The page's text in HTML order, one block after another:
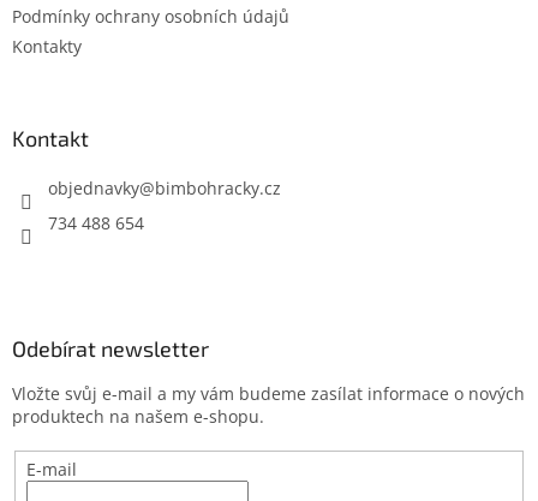
Podmínky ochrany osobních údajů
Kontakty
Kontakt
objednavky@bimbohracky.cz
734 488 654
Odebírat newsletter
Vložte svůj e-mail a my vám budeme zasílat informace o nových
produktech na našem e-shopu.
E-mail